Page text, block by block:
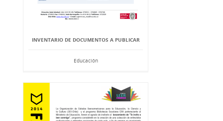
INVENTARIO DE DOCUMENTOS A PUBLICAR
Educación